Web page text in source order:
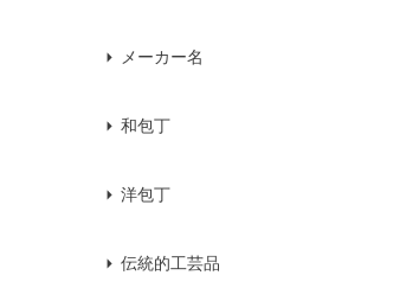
メーカー名
和包丁
洋包丁
伝統的工芸品